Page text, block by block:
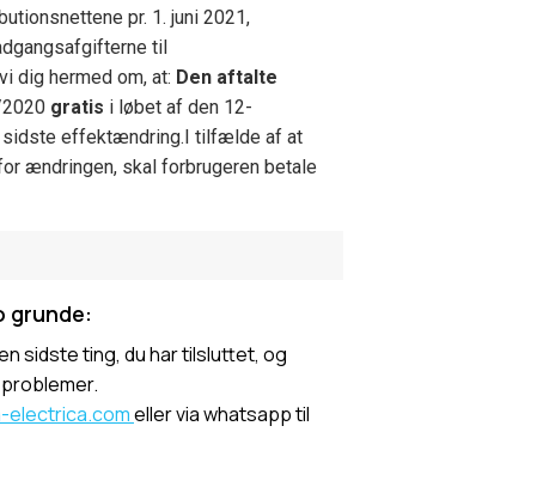
pr. 1. juni 2021,
til
dig hermed om, at: Den aftalte
gratis i løbet af den 12-
sidste effektændring.I tilfælde af at
ændringen, skal forbrugeren betale
grunde:
sidste ting, du har tilsluttet, og
electrica.comeller via whatsapp til